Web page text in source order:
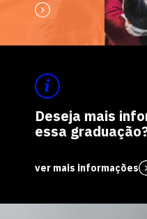
Deseja mais
essa
ver mais informações